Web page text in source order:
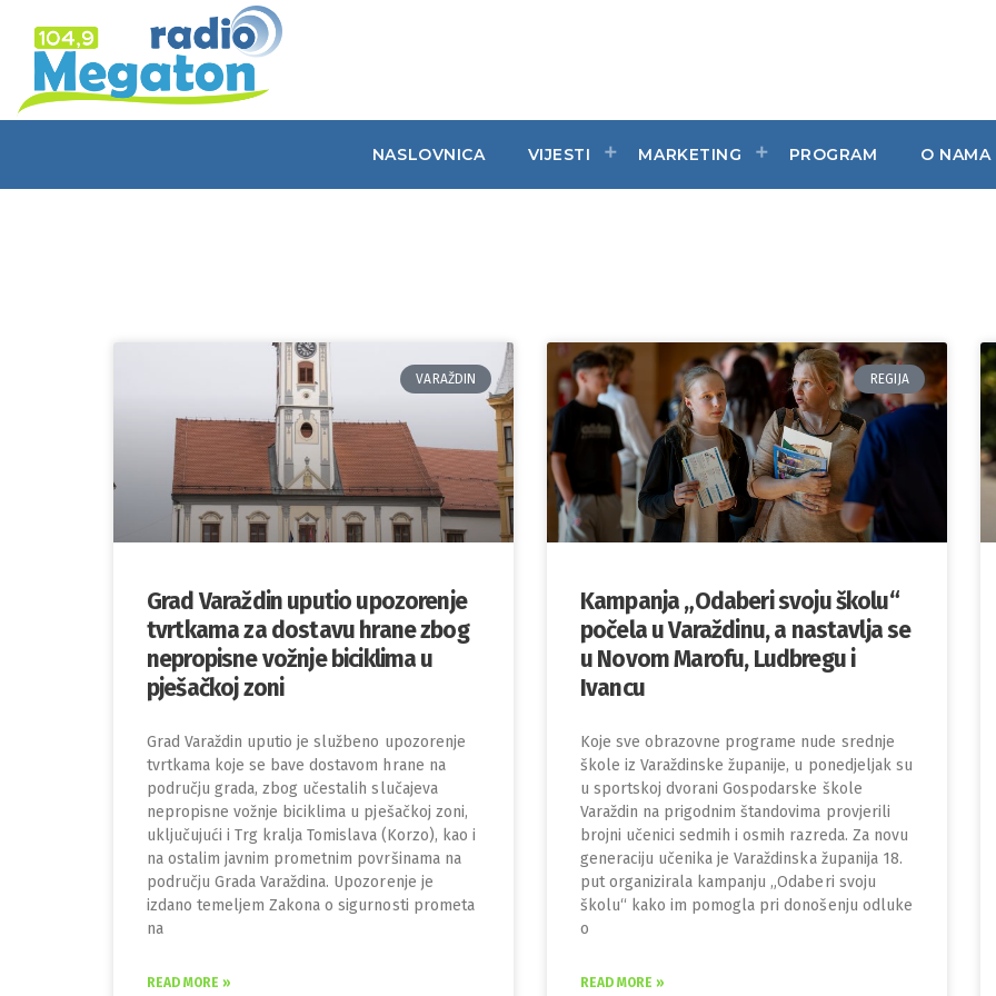
NASLOVNICA VIJESTI MARKETING PROGRAM O NAMA
VARAŽDIN
Grad Varaždin uputio upozorenje
tvrtkama za dostavu hrane zbog
nepropisne vožnje biciklima u
pješačkoj zoni
Grad Varaždin uputio je službeno upozorenje
tvrtkama koje se bave dostavom hrane na
području grada, zbog učestalih slučajeva
nepropisne vožnje biciklima u pješačkoj zoni,
uključujući i Trg kralja Tomislava (Korzo), kao i
na ostalim javnim prometnim površinama na
području Grada Varaždina. Upozorenje je
izdano temeljem Zakona o sigurnosti prometa
na
READ MORE »
REGIJA
Kampanja „Odaberi svoju školu“
počela u Varaždinu, a nastavlja se
u Novom Marofu, Ludbregu i
Ivancu
Koje sve obrazovne programe nude srednje
škole iz Varaždinske županije, u ponedjeljak su
u sportskoj dvorani Gospodarske škole
Varaždin na prigodnim štandovima provjerili
brojni učenici sedmih i osmih razreda. Za novu
generaciju učenika je Varaždinska županija 18.
put organizirala kampanju „Odaberi svoju
školu“ kako im pomogla pri donošenju odluke
o
READ MORE »